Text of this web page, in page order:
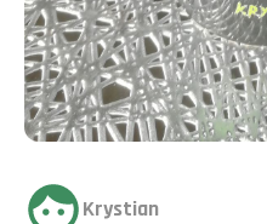
Krystian